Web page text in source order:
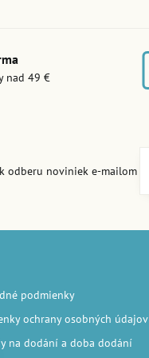
nad 49 €
odberu noviniek e-mailom
podmienky
ochrany osobných údajov
na dodání a doba dodání